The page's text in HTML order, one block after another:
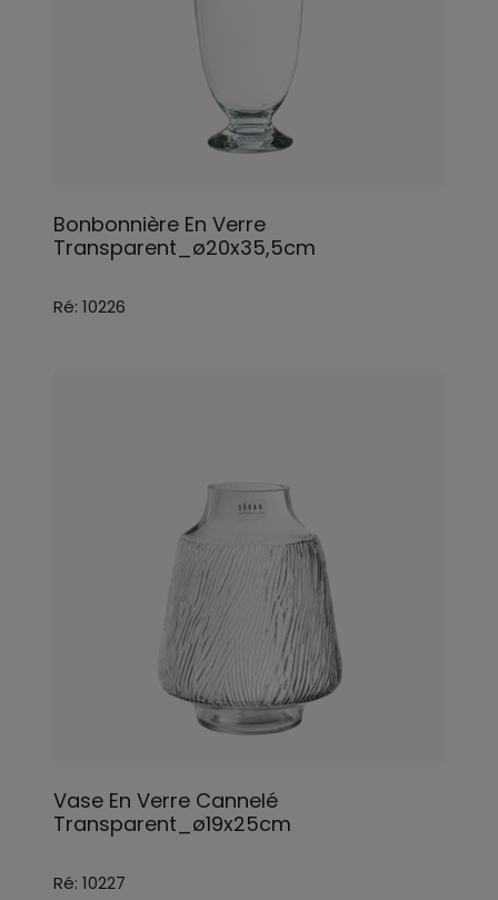
Bonbonnière En Verre
Transparent_ø20x35,5cm
Ré: 10226
Vase En Verre Cannelé
Transparent_ø19x25cm
Ré: 10227